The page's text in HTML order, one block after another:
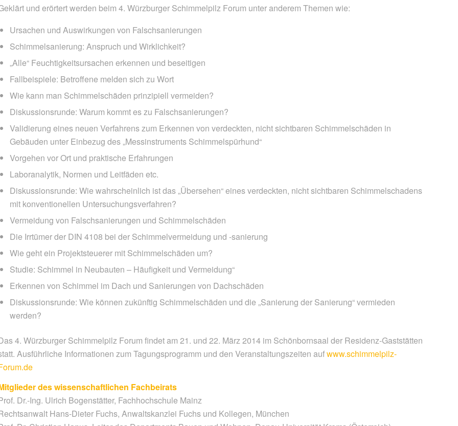
und erörtert werden beim 4. Würzburger Schimmelpilz Forum unter anderem Themen wie:
Ursachen und Auswirkungen von Falschsanierungen
Schimmelsanierung: Anspruch und Wirklichkeit?
„Alle“ Feuchtigkeitsursachen erkennen und beseitigen
Fallbeispiele: Betroffene melden sich zu Wort
Wie kann man Schimmelschäden prinzipiell vermeiden?
Diskussionsrunde: Warum kommt es zu Falschsanierungen?
Validierung eines neuen Verfahrens zum Erkennen von verdeckten, nicht sichtbaren Schimmelschäden in
Gebäuden unter Einbezug des „Messinstruments Schimmelspürhund“
Vorgehen vor Ort und praktische Erfahrungen
Laboranalytik, Normen und Leitfäden etc.
Diskussionsrunde: Wie wahrscheinlich ist das „Übersehen“ eines verdeckten, nicht sichtbaren Schimmelschadens
mit konventionellen Untersuchungsverfahren?
Vermeidung von Falschsanierungen und Schimmelschäden
Die Irrtümer der DIN 4108 bei der Schimmelvermeidung und -sanierung
Wie geht ein Projektsteuerer mit Schimmelschäden um?
Studie: Schimmel in Neubauten – Häufigkeit und Vermeidung“
Erkennen von Schimmel im Dach und Sanierungen von Dachschäden
Diskussionsrunde: Wie können zukünftig Schimmelschäden und die „Sanierung der Sanierung“ vermieden
werden?
4. Würzburger Schimmelpilz Forum findet am 21. und 22. März 2014 im Schönbornsaal der Residenz-Gaststätten
Ausführliche Informationen zum Tagungsprogramm und den Veranstaltungszeiten aufwww.schimmelpilz-
des wissenschaftlichen Fachbeirats
Dr.-Ing. Ulrich Bogenstätter, Fachhochschule Mainz
Hans-Dieter Fuchs, Anwaltskanzlei Fuchs und Kollegen, München